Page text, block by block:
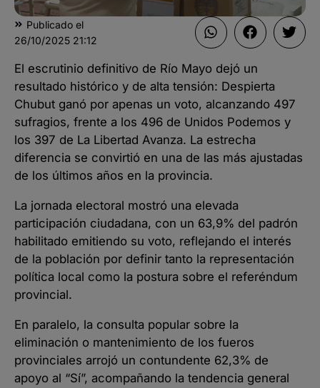
Publicado el
26/10/2025 21:12
El escrutinio definitivo de Río Mayo dejó un
resultado histórico y de alta tensión: Despierta
Chubut ganó por apenas un voto, alcanzando 497
sufragios, frente a los 496 de Unidos Podemos y
los 397 de La Libertad Avanza. La estrecha
diferencia se convirtió en una de las más ajustadas
de los últimos años en la provincia.
La jornada electoral mostró una elevada
participación ciudadana, con un 63,9% del padrón
habilitado emitiendo su voto, reflejando el interés
de la población por definir tanto la representación
política local como la postura sobre el referéndum
provincial.
En paralelo, la consulta popular sobre la
eliminación o mantenimiento de los fueros
provinciales arrojó un contundente 62,3% de
apoyo al “Sí”, acompañando la tendencia general